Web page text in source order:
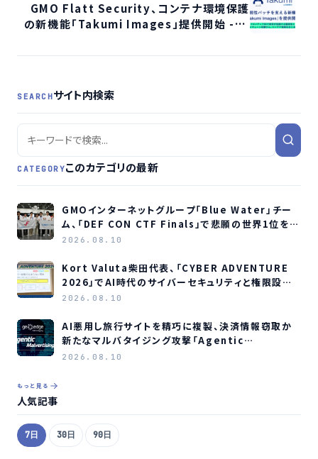
GMO Flatt Security、コンテナ環境保護
の新機能「Takumi Images」提供開始 - 脆
SEARCHサイト内検索
CATEGORYこのカテゴリの最新
GMOインターネットグループ「Blue Water」チー
ム、「DEF CON CTF Finals」で悲願の世界1位を獲
得
2026.08.10
Kort Valuta柴田代表、「CYBER ADVENTURE
2026」でAI時代のサイバーセキュリティと権限設計
を解説
2026.08.10
AI悪用し旅行サイトを精巧に複製、決済情報窃取か
新たなマルバタイジング攻撃「Agentic
Malvertising」の脅威をGeoEdgeが警告
2026.08.10
もっと見る
人気記事
7日 30日 90日